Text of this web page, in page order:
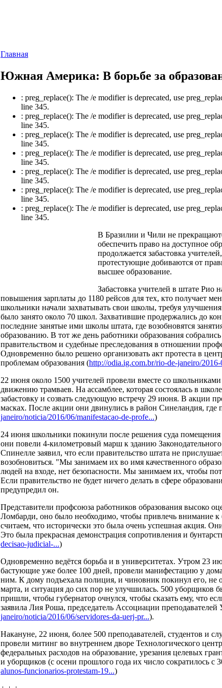
Главная
Южная Америка: В борьбе за
: preg_replace(): The /e modifier is deprecated, use
line 345.
: preg_replace(): The /e modifier is deprecated, use
line 345.
: preg_replace(): The /e modifier is deprecated, use
line 345.
: preg_replace(): The /e modifier is deprecated, use
line 345.
: preg_replace(): The /e modifier is deprecated, use
line 345.
: preg_replace(): The /e modifier is deprecated, use
line 345.
: preg_replace(): The /e modifier is deprecated, use
line 345.
В Бразилии и Чили не
обеспечить право на доступное
продолжается забастовка
протестующие добиваются от
высшее образование.
Забастовка учителей в штате Рио
повышения зарплаты до 1180 рейсов для тех, кто получает
школьники начали захватывать свои школы, требуя
было занято около 70 школ. Захватившие продержались до
последние занятые ими школы штата, где возобновятся
образованию. В тот же день работники образования
правительством и судебные преследования в отношении
Одновременно было решено организовать акт протеста в
проблемам образования (http://odia.ig.com.br/rio-de-janeiro/2016-
22 июня около 1500 учителей провели вместе со
движению трамваев. На ассамблее, которая состоялась в
забастовку и созвать следующую встречу 29 июня. В акции
масках. После акции они двинулись в район Синеландия,
janeiro/noticia/2016/06/manifestacao-de-profe...)
24 июня школьники покинули после решения суда
они повели 4-километровый марш к зданию
Спинелле заявил, что если правительство штата не
возобновиться. "Мы занимаем их во имя качественного
людей на входе, нет безопасности. Мы занимаем их, чтобы
Если правительство не будет ничего делать в сфере
предупредил он.
Представители профсоюза работников образования высоко
Ломбарди, оно было необходимо, чтобы привлечь внимание
считаем, что исторически это была очень успешная акция.
Это была прекрасная демонстрация сопротивления и
decisao-judicial-...)
Одновременно ведётся борьба и в университетах. Утром 23
бастующие уже более 100 дней, провели манифестацию у
ним. К дому подъехала полиция, и чиновник покинул его,
марта, и ситуация до сих пор не улучшилась. 500
пришли, чтобы губернатор очнулся, чтобы сказать ему, что
заявила Лия Роша, председатель Ассоциации преподавателей
janeiro/noticia/2016/06/servidores-da-uerj-pr...).
Накануне, 22 июня, более 500 преподавателей, студентов и
провели митинг во внутреннем дворе Технологического
федеральных расходов на образование, урезания целевых
и уборщиков (с осени прошлого года их число сократилось с
alunos-funcionarios-protestam-19...)